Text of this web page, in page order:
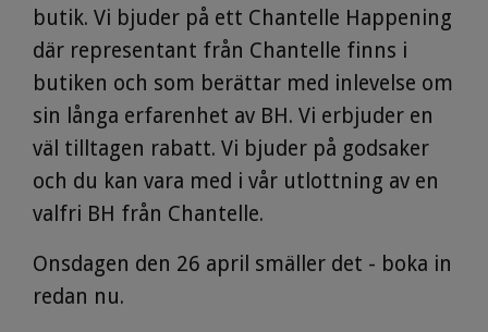
butik. Vi bjuder på ett Chantelle Happening
där representant från Chantelle finns i
butiken och som berättar med inlevelse om
sin långa erfarenhet av BH. Vi erbjuder en
väl tilltagen rabatt. Vi bjuder på godsaker
och du kan vara med i vår utlottning av en
valfri BH från Chantelle.
Onsdagen den 26 april smäller det - boka in
redan nu.